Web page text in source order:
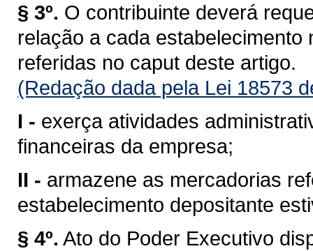
§ 3º. O contribuinte deverá
relação a cada
referidas no caput deste artigo.
(Redação dada pela Lei 18573
I - exerça atividades
financeiras da empresa;
II - armazene as mercadorias
estabelecimento depositante
§ 4º. Ato do Poder Executivo